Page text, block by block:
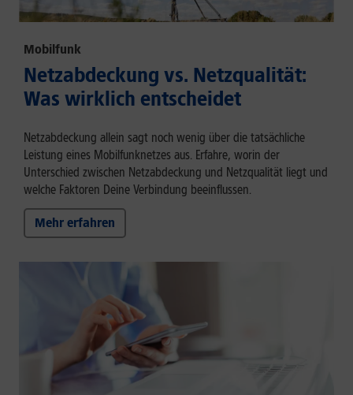
Mobilfunk
Netzabdeckung vs. Netzqualität:
Was wirklich entscheidet
Netzabdeckung allein sagt noch wenig über die tatsächliche
Leistung eines Mobilfunknetzes aus. Erfahre, worin der
Unterschied zwischen Netzabdeckung und Netzqualität liegt und
welche Faktoren Deine Verbindung beeinflussen.
Mehr erfahren